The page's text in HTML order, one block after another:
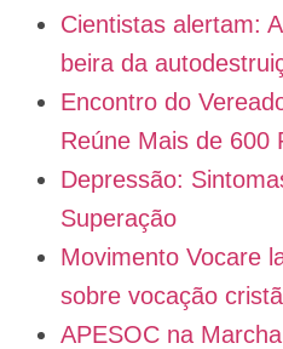
Cientistas alertam:
beira da
Encontro do
Reúne Mais de 600
Depressão:
Superação
Movimento Vocare
sobre vocação cristã
APESOC na